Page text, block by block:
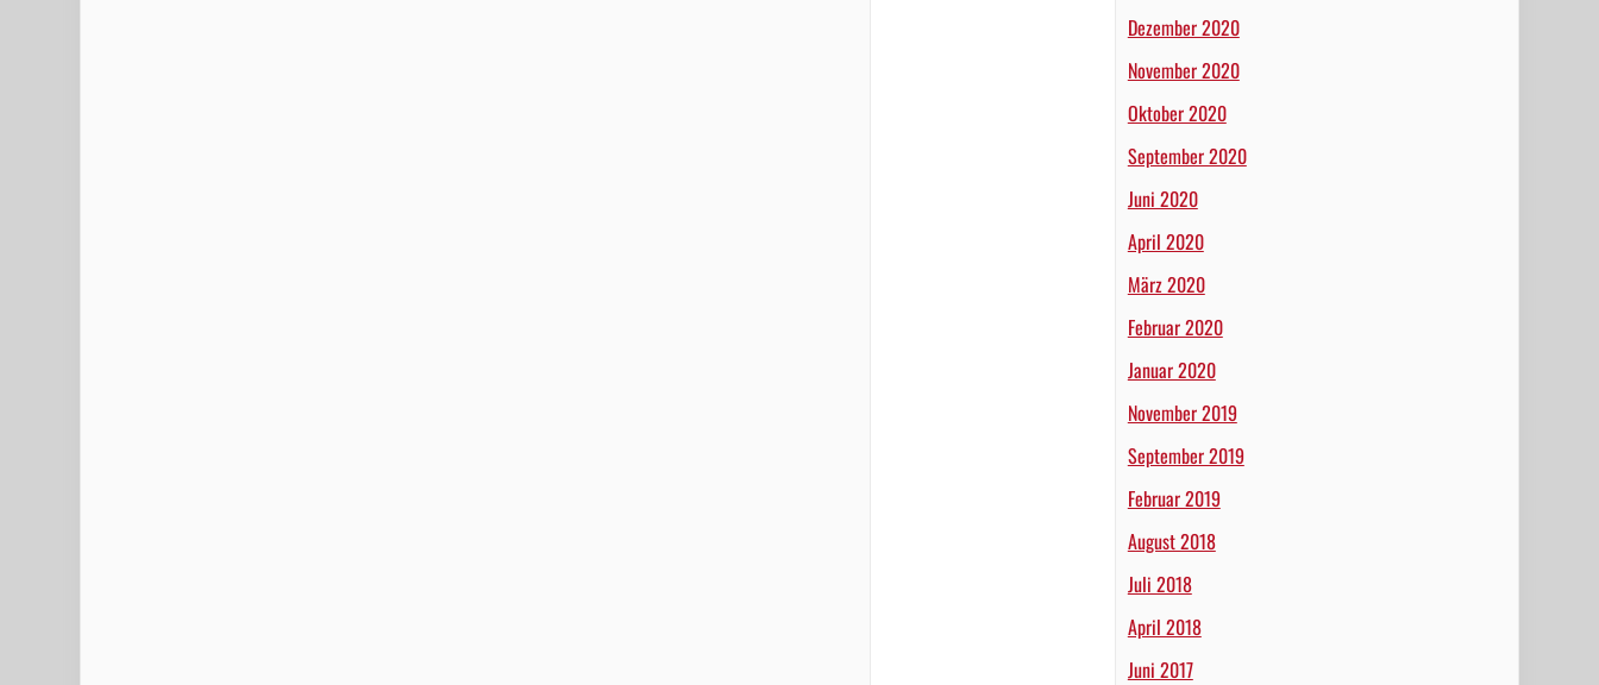
Dezember 2020
November 2020
Oktober 2020
September 2020
Juni 2020
April 2020
März 2020
Februar 2020
Januar 2020
November 2019
September 2019
Februar 2019
August 2018
Juli 2018
April 2018
Juni 2017